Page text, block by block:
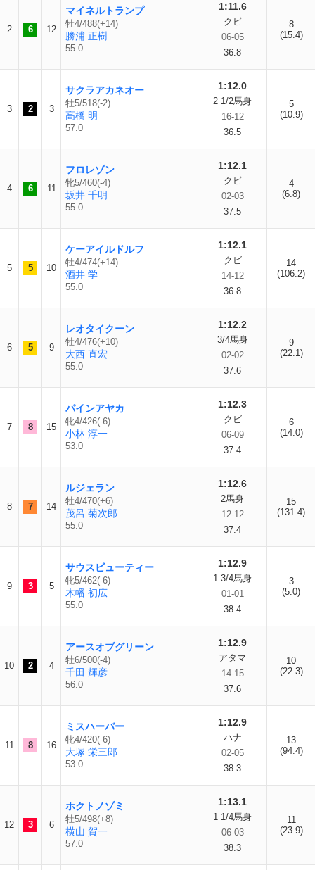
2 6 12
マイネルトランプ
牡4/488(+14)
勝浦 正樹
55.0
1:11.6
クビ
06-05
36.8
8
(15.4)
3 2 3
サクラアカネオー
牡5/518(-2)
高橋 明
57.0
1:12.0
2 1/2馬身
16-12
36.5
5
(10.9)
4 6 11
フロレゾン
牝5/460(-4)
坂井 千明
55.0
1:12.1
クビ
02-03
37.5
4
(6.8)
5 5 10
ケーアイルドルフ
牡4/474(+14)
酒井 学
55.0
1:12.1
クビ
14-12
36.8
14
(106.2)
6 5 9
レオタイクーン
牡4/476(+10)
大西 直宏
55.0
1:12.2
3/4馬身
02-02
37.6
9
(22.1)
7 8 15
パインアヤカ
牝4/426(-6)
小林 淳一
53.0
1:12.3
クビ
06-09
37.4
6
(14.0)
8 7 14
ルジェラン
牡4/470(+6)
茂呂 菊次郎
55.0
1:12.6
2馬身
12-12
37.4
15
(131.4)
9 3 5
サウスビューティー
牝5/462(-6)
木幡 初広
55.0
1:12.9
1 3/4馬身
01-01
38.4
3
(5.0)
10 2 4
アースオブグリーン
牡6/500(-4)
千田 輝彦
56.0
1:12.9
アタマ
14-15
37.6
10
(22.3)
11 8 16
ミスハーバー
牝4/420(-6)
大塚 栄三郎
53.0
1:12.9
ハナ
02-05
38.3
13
(94.4)
12 3 6
ホクトノゾミ
牡5/498(+8)
横山 賀一
57.0
1:13.1
1 1/4馬身
06-03
38.3
11
(23.9)